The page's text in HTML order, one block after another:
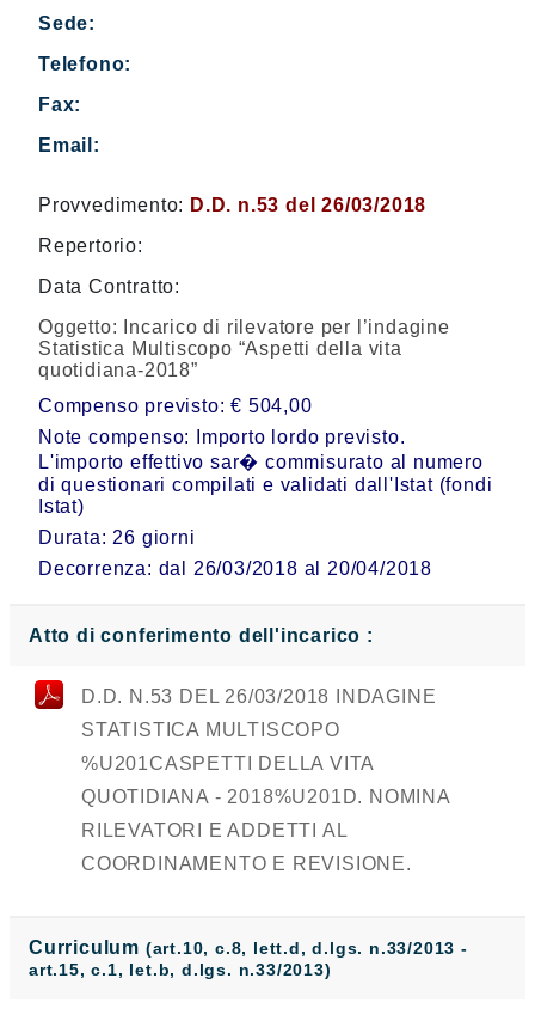
Sede:
Telefono:
Fax:
Email:
Provvedimento: D.D. n.53 del 26/03/2018
Repertorio:
Data Contratto:
Oggetto:
Incarico di rilevatore per l’indagine
Statistica Multiscopo “Aspetti della vita
quotidiana-2018”
Compenso previsto: € 504,00
Note compenso: Importo lordo previsto.
L'importo effettivo sar� commisurato al numero
di questionari compilati e validati dall'Istat (fondi
Istat)
Durata: 26 giorni
Decorrenza: dal 26/03/2018 al 20/04/2018
Atto di conferimento dell'incarico :
D.D. N.53 DEL 26/03/2018 INDAGINE
STATISTICA MULTISCOPO
%U201CASPETTI DELLA VITA
QUOTIDIANA - 2018%U201D. NOMINA
RILEVATORI E ADDETTI AL
COORDINAMENTO E REVISIONE.
Curriculum (art.10, c.8, lett.d, d.lgs. n.33/2013 -
art.15, c.1, let.b, d.lgs. n.33/2013)